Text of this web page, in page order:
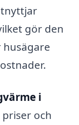
gör den
i
och